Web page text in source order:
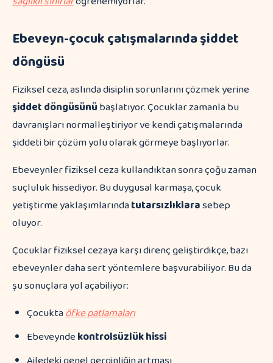
Ebeveyn-çocuk çatışmalarında şiddet
döngüsü
Fiziksel ceza, aslında disiplin sorunlarını çözmek yerine
şiddet döngüsünübaşlatıyor. Çocuklar zamanla bu
davranışları normalleştiriyor ve kendi çatışmalarında
şiddeti bir çözüm yolu olarak görmeye başlıyorlar.
Ebeveynler fiziksel ceza kullandıktan sonra çoğu zaman
suçluluk hissediyor. Bu duygusal karmaşa, çocuk
yetiştirme yaklaşımlarındatutarsızlıklarasebep
oluyor.
Çocuklar fiziksel cezaya karşı direnç geliştirdikçe, bazı
ebeveynler daha sert yöntemlere başvurabiliyor. Bu da
şu sonuçlara yol açabiliyor:
Çocuktaöfke patlamaları
Ebeveyndekontrolsüzlük hissi